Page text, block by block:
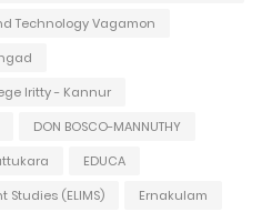
Technology Vagamon
Iritty - Kannur
DON BOSCO-MANNUTHY
EDUCA
(ELIMS)
Ernakulam